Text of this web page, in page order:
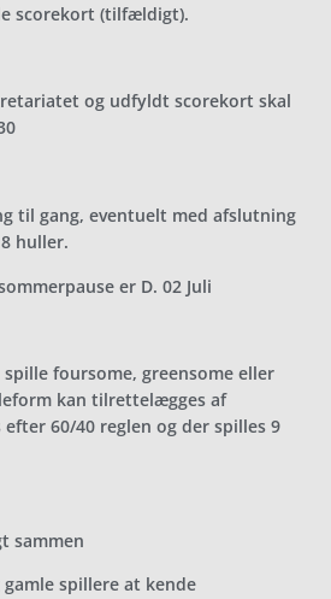
scorekort (tilfældigt).
og udfyldt scorekort skal
til gang, eventuelt med afslutning
huller.
er D. 02 Juli
foursome, greensome eller
kan tilrettelægges af
60/40 reglen og der spilles 9
sammen
spillere at kende